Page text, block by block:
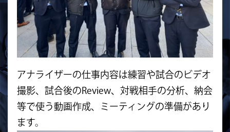
アナライザーの仕事内容は練習や試合のビデオ
撮影、 試合後のReview、対戦相手の分析、納会
等で使う動画作成、
ミーティングの準備があり
ます。